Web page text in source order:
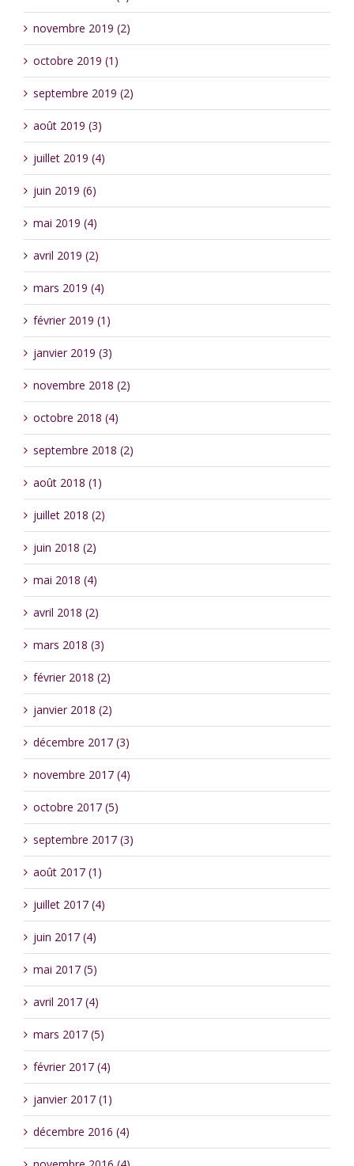
novembre 2019 (2)
octobre 2019 (1)
septembre 2019 (2)
août 2019 (3)
juillet 2019 (4)
juin 2019 (6)
mai 2019 (4)
avril 2019 (2)
mars 2019 (4)
février 2019 (1)
janvier 2019 (3)
novembre 2018 (2)
octobre 2018 (4)
septembre 2018 (2)
août 2018 (1)
juillet 2018 (2)
juin 2018 (2)
mai 2018 (4)
avril 2018 (2)
mars 2018 (3)
février 2018 (2)
janvier 2018 (2)
décembre 2017 (3)
novembre 2017 (4)
octobre 2017 (5)
septembre 2017 (3)
août 2017 (1)
juillet 2017 (4)
juin 2017 (4)
mai 2017 (5)
avril 2017 (4)
mars 2017 (5)
février 2017 (4)
janvier 2017 (1)
décembre 2016 (4)